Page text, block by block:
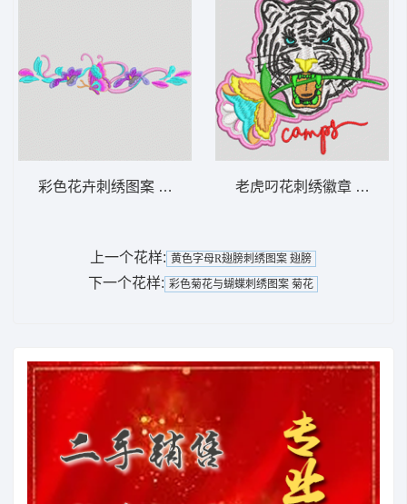
彩色花卉刺绣图案 汉服 老虎叼花刺绣徽章 虎头
上一个花样: 黄色字母R翅膀刺绣图案 翅膀
下一个花样: 彩色菊花与蝴蝶刺绣图案 菊花